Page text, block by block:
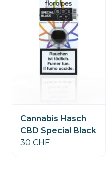
Cannabis Hasch
CBD Special Black
30 CHF